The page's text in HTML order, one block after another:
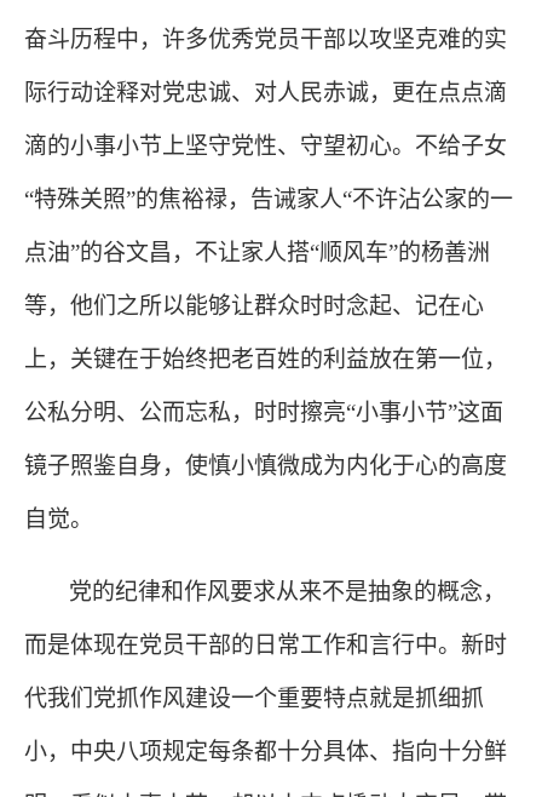
奋斗历程中，许多优秀党员干部以攻坚克难的实
际行动诠释对党忠诚、对人民赤诚，更在点点滴
滴的小事小节上坚守党性、守望初心。不给子女
“特殊关照”的焦裕禄，告诫家人“不许沾公家的一
点油”的谷文昌，不让家人搭“顺风车”的杨善洲
等，他们之所以能够让群众时时念起、记在心
上，关键在于始终把老百姓的利益放在第一位，
公私分明、公而忘私，时时擦亮“小事小节”这面
镜子照鉴自身，使慎小慎微成为内化于心的高度
自觉。
党的纪律和作风要求从来不是抽象的概念，
而是体现在党员干部的日常工作和言行中。新时
代我们党抓作风建设一个重要特点就是抓细抓
小，中央八项规定每条都十分具体、指向十分鲜